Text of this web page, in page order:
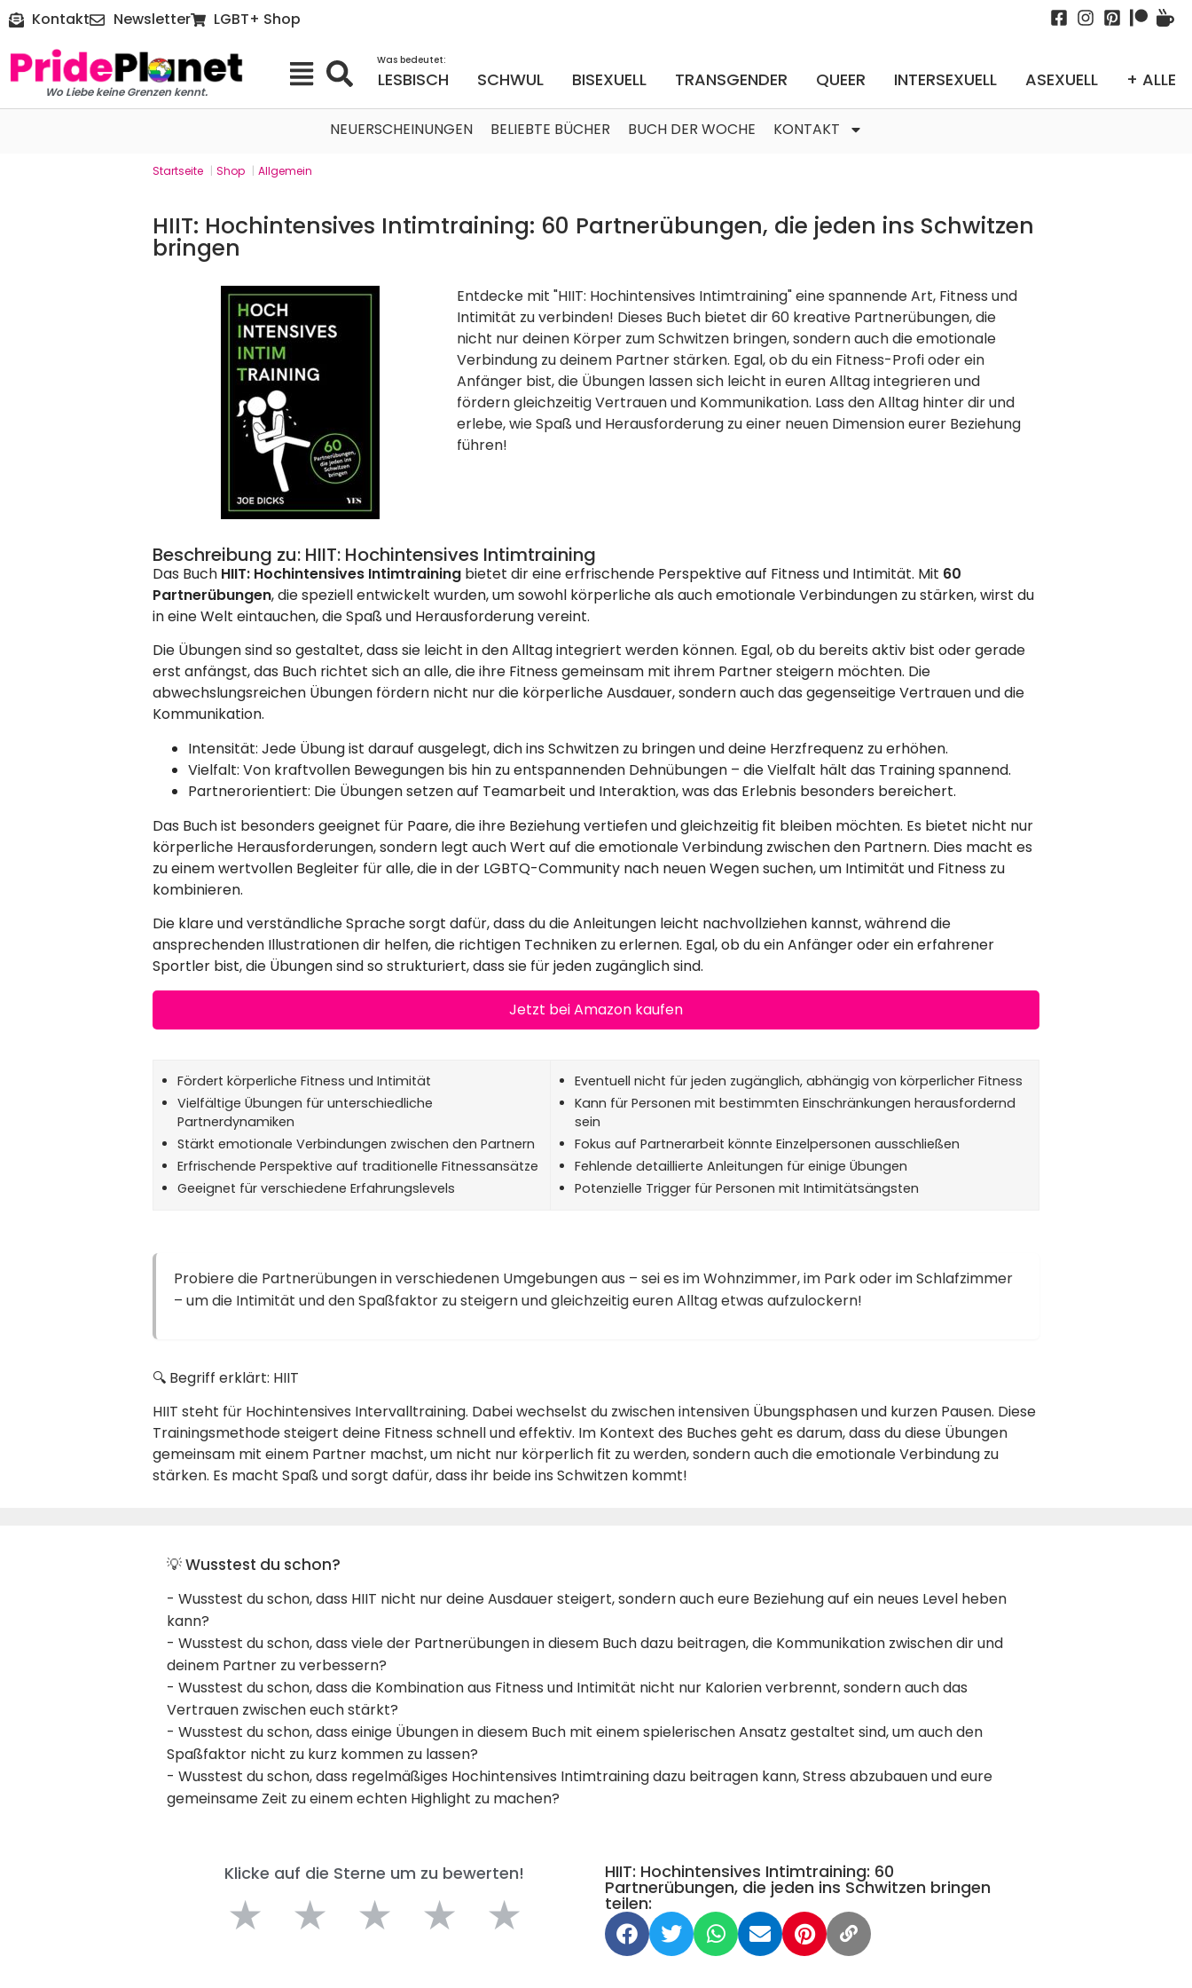
Kontakt Newsletter LGBT+ Shop
Wo Liebe keine Grenzen kennt.
Was bedeutet:
LESBISCH SCHWUL BISEXUELL TRANSGENDER QUEER INTERSEXUELL ASEXUELL + ALLE
NEUERSCHEINUNGEN BELIEBTE BÜCHER BUCH DER WOCHE KONTAKT
Startseite | Shop | Allgemein
HIIT: Hochintensives Intimtraining: 60 Partnerübungen, die jeden ins Schwitzen
bringen
Entdecke mit "HIIT: Hochintensives Intimtraining" eine spannende Art, Fitness und
Intimität zu verbinden! Dieses Buch bietet dir 60 kreative Partnerübungen, die
nicht nur deinen Körper zum Schwitzen bringen, sondern auch die emotionale
Verbindung zu deinem Partner stärken. Egal, ob du ein Fitness-Profi oder ein
Anfänger bist, die Übungen lassen sich leicht in euren Alltag integrieren und
fördern gleichzeitig Vertrauen und Kommunikation. Lass den Alltag hinter dir und
erlebe, wie Spaß und Herausforderung zu einer neuen Dimension eurer Beziehung
führen!
Beschreibung zu: HIIT: Hochintensives Intimtraining
Das Buch HIIT: Hochintensives Intimtraining bietet dir eine erfrischende Perspektive auf Fitness und Intimität. Mit 60
Partnerübungen, die speziell entwickelt wurden, um sowohl körperliche als auch emotionale Verbindungen zu stärken, wirst du
in eine Welt eintauchen, die Spaß und Herausforderung vereint.
Die Übungen sind so gestaltet, dass sie leicht in den Alltag integriert werden können. Egal, ob du bereits aktiv bist oder gerade
erst anfängst, das Buch richtet sich an alle, die ihre Fitness gemeinsam mit ihrem Partner steigern möchten. Die
abwechslungsreichen Übungen fördern nicht nur die körperliche Ausdauer, sondern auch das gegenseitige Vertrauen und die
Kommunikation.
Intensität: Jede Übung ist darauf ausgelegt, dich ins Schwitzen zu bringen und deine Herzfrequenz zu erhöhen.
Vielfalt: Von kraftvollen Bewegungen bis hin zu entspannenden Dehnübungen – die Vielfalt hält das Training spannend.
Partnerorientiert: Die Übungen setzen auf Teamarbeit und Interaktion, was das Erlebnis besonders bereichert.
Das Buch ist besonders geeignet für Paare, die ihre Beziehung vertiefen und gleichzeitig fit bleiben möchten. Es bietet nicht nur
körperliche Herausforderungen, sondern legt auch Wert auf die emotionale Verbindung zwischen den Partnern. Dies macht es
zu einem wertvollen Begleiter für alle, die in der LGBTQ-Community nach neuen Wegen suchen, um Intimität und Fitness zu
kombinieren.
Die klare und verständliche Sprache sorgt dafür, dass du die Anleitungen leicht nachvollziehen kannst, während die
ansprechenden Illustrationen dir helfen, die richtigen Techniken zu erlernen. Egal, ob du ein Anfänger oder ein erfahrener
Sportler bist, die Übungen sind so strukturiert, dass sie für jeden zugänglich sind.
Jetzt bei Amazon kaufen
Fördert körperliche Fitness und Intimität
Vielfältige Übungen für unterschiedliche
Partnerdynamiken
Stärkt emotionale Verbindungen zwischen den Partnern
Erfrischende Perspektive auf traditionelle Fitnessansätze
Geeignet für verschiedene Erfahrungslevels
Eventuell nicht für jeden zugänglich, abhängig von körperlicher Fitness
Kann für Personen mit bestimmten Einschränkungen herausfordernd
sein
Fokus auf Partnerarbeit könnte Einzelpersonen ausschließen
Fehlende detaillierte Anleitungen für einige Übungen
Potenzielle Trigger für Personen mit Intimitätsängsten
Probiere die Partnerübungen in verschiedenen Umgebungen aus – sei es im Wohnzimmer, im Park oder im Schlafzimmer
– um die Intimität und den Spaßfaktor zu steigern und gleichzeitig euren Alltag etwas aufzulockern!
🔍 Begriff erklärt: HIIT
HIIT steht für Hochintensives Intervalltraining. Dabei wechselst du zwischen intensiven Übungsphasen und kurzen Pausen. Diese
Trainingsmethode steigert deine Fitness schnell und effektiv. Im Kontext des Buches geht es darum, dass du diese Übungen
gemeinsam mit einem Partner machst, um nicht nur körperlich fit zu werden, sondern auch die emotionale Verbindung zu
stärken. Es macht Spaß und sorgt dafür, dass ihr beide ins Schwitzen kommt!
💡 Wusstest du schon?
- Wusstest du schon, dass HIIT nicht nur deine Ausdauer steigert, sondern auch eure Beziehung auf ein neues Level heben
kann?
- Wusstest du schon, dass viele der Partnerübungen in diesem Buch dazu beitragen, die Kommunikation zwischen dir und
deinem Partner zu verbessern?
- Wusstest du schon, dass die Kombination aus Fitness und Intimität nicht nur Kalorien verbrennt, sondern auch das
Vertrauen zwischen euch stärkt?
- Wusstest du schon, dass einige Übungen in diesem Buch mit einem spielerischen Ansatz gestaltet sind, um auch den
Spaßfaktor nicht zu kurz kommen zu lassen?
- Wusstest du schon, dass regelmäßiges Hochintensives Intimtraining dazu beitragen kann, Stress abzubauen und eure
gemeinsame Zeit zu einem echten Highlight zu machen?
Klicke auf die Sterne um zu bewerten!
★ ★ ★ ★ ★
HIIT: Hochintensives Intimtraining: 60
Partnerübungen, die jeden ins Schwitzen bringen
teilen: